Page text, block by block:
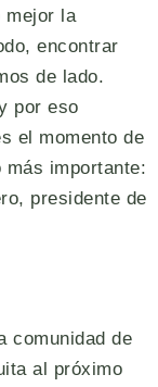
mejor la
encontrar
de lado.
por eso
el momento de
importante:
presidente de
comunidad de
al próximo